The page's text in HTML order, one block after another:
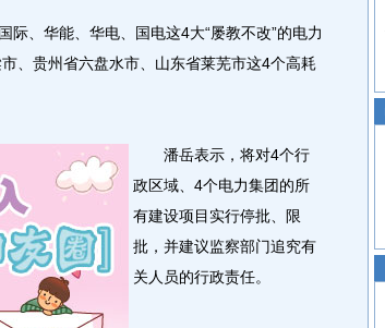
、华能、华电、国电这4大“屡教不改”的电力
、贵州省六盘水市、山东省莱芜市这4个高耗
潘岳表示，将对4个行
政区域、4个电力集团的所
有建设项目实行停批、限
批，并建议监察部门追究有
关人员的行政责任。